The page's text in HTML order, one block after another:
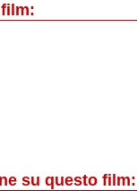
su questo